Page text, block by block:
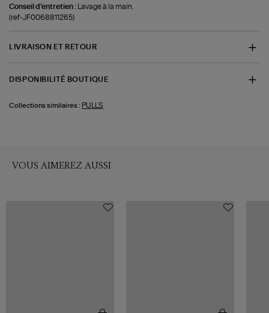
Conseil d'entretien :
Lavage à la main.
(ref-JF0068811265)
LIVRAISON ET RETOUR
DISPONIBILITÉ BOUTIQUE
Collections similaires : PULLS
VOUS AIMEREZ AUSSI